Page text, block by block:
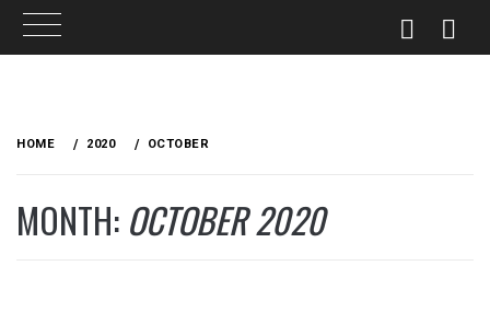
HOME 2020 OCTOBER
MONTH: OCTOBER 2020